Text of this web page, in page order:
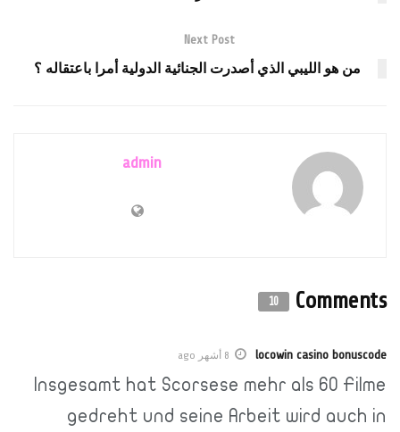
Next Post
من هو الليبي الذي أصدرت الجنائية الدولية أمرا باعتقاله ؟
admin
Comments
10
locowin casino bonuscode 8 أشهر ago
Insgesamt hat Scorsese mehr als 60 Filme
gedreht und seine Arbeit wird auch in